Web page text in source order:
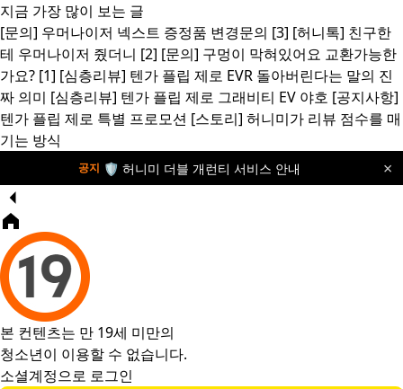
지금 가장 많이 보는 글
[문의] 우머나이저 넥스트 증정품 변경문의 [3] [허니톡] 친구한
테 우머나이저 줬더니 [2] [문의] 구멍이 막혀있어요 교환가능한
가요? [1] [심층리뷰] 텐가 플립 제로 EVR 돌아버린다는 말의 진
짜 의미 [심층리뷰] 텐가 플립 제로 그래비티 EV 야호 [공지사항]
텐가 플립 제로 특별 프로모션 [스토리] 허니미가 리뷰 점수를 매
기는 방식
공지 🛡️ 허니미 더블 개런티 서비스 안내 ×
본 컨텐츠는 만 19세 미만의
청소년이 이용할 수 없습니다.
소셜계정으로 로그인